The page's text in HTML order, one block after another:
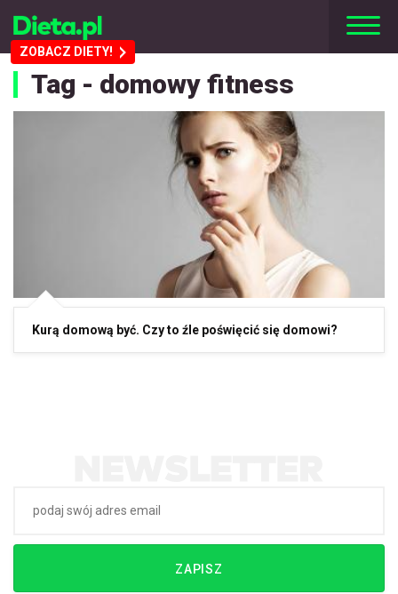
ZOBACZ DIETY!
Tag - domowy fitness
Kurą domową być. Czy to źle poświęcić się domowi?
ZAPISZ